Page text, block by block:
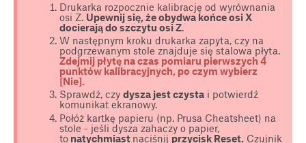
Drukarka rozpocznie kalibrację od wyrównania
osi Z. Upewnij się, że obydwa końce osi X
docierają do szczytu osi Z.
W następnym kroku drukarka zapyta, czy na
podgrzewanym stole znajduje się stalowa płyta.
Zdejmij płytę na czas pomiaru pierwszych 4
punktów kalibracyjnych, po czym wybierz
[Nie].
Sprawdź, czydysza jest czysta i potwierdź
komunikat ekranowy.
Połóż kartkę papieru (np. Prusa Cheatsheet) na
stole - jeśli dysza zahaczy o papier,
to natychmiast naciśnij przycisk Reset. Czujnik